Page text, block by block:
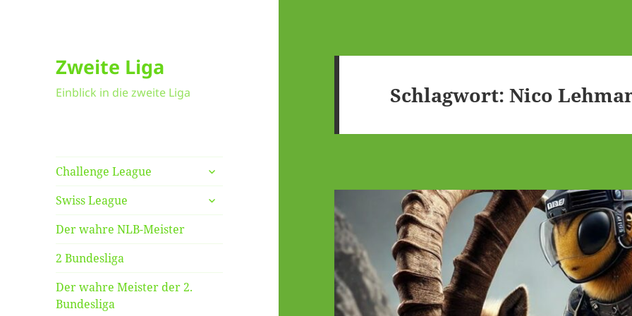
Zweite Liga
Einblick in die zweite Liga
Challenge League
untermenü
anzeigen
Swiss League
untermenü
anzeigen
Der wahre NLB-Meister
2 Bundesliga
Der wahre Meister der 2.
Bundesliga
Schlagwort:Nico